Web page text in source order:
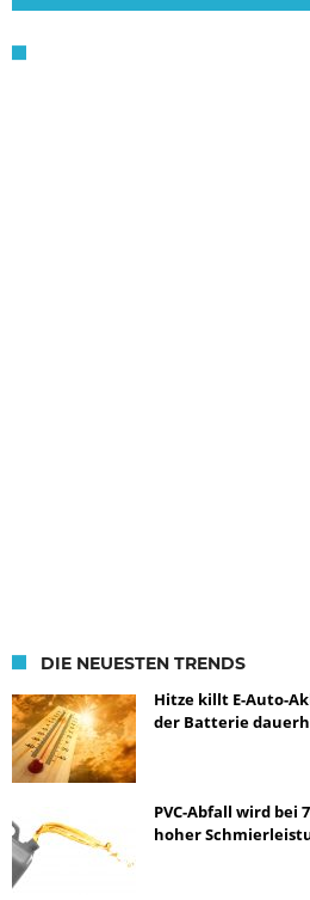
DIE NEUESTEN TRENDS
Hitze killt E-Auto-
der Batterie
PVC-Abfall wird bei
hoher